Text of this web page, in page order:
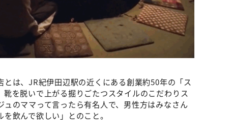
は、JR紀伊田辺駅の近くにある創業約50年の「ス
を脱いで上がる掘りごたつスタイルのこだわりス
のママって言ったら有名人で、男性方はみなさん
飲んで欲しい」とのこと。